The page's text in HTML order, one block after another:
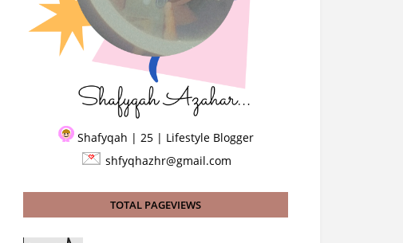
Shafyqah | 25 | Lifestyle Blogger
shfyqhazhr@gmail.com
TOTAL PAGEVIEWS